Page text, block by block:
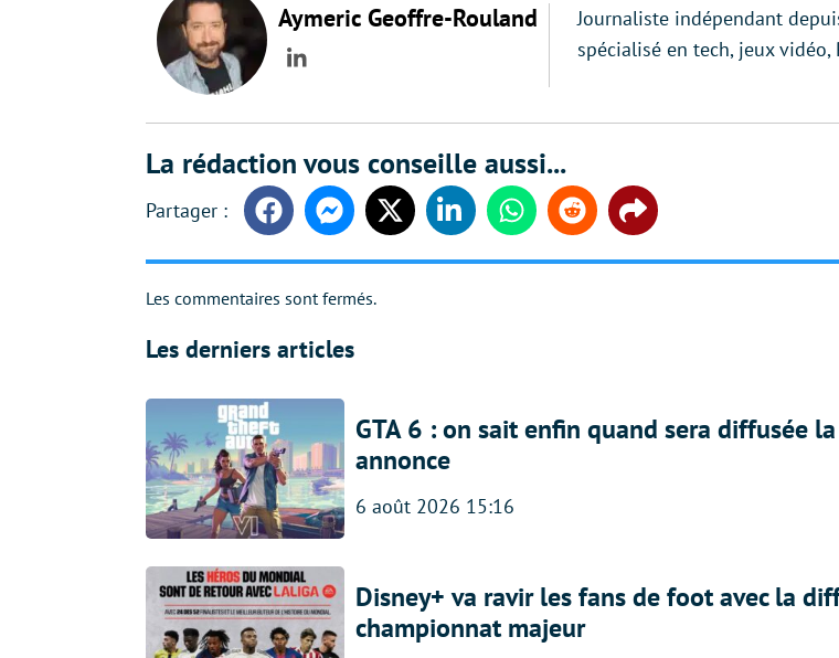
Aymeric Geoffre-Rouland
LinkedIn
Journaliste indépendant
spécialisé en tech, jeux vidéo,
La rédaction vous conseille aussi...
FacebookMessengerTwitter LinkedinWhatsappReddit Share
Les commentaires sont fermés.
Les derniers articles
GTA 6 : on sait enfin quand sera diffusée
annonce
6 août 2026 15:16
Disney+ va ravir les fans de foot avec la
championnat majeur